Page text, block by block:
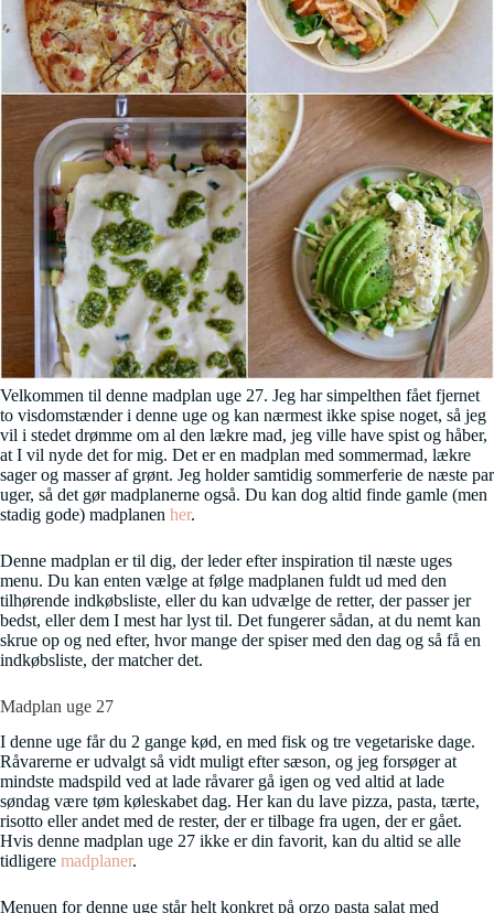
Velkommen til denne madplan uge 27. Jeg har simpelthen fået fjernet
to visdomstænder i denne uge og kan nærmest ikke spise noget, så jeg
vil i stedet drømme om al den lækre mad, jeg ville have spist og håber,
at I vil nyde det for mig. Det er en madplan med sommermad, lækre
sager og masser af grønt. Jeg holder samtidig sommerferie de næste par
uger, så det gør madplanerne også. Du kan dog altid finde gamle (men
stadig gode) madplanen her.
Denne madplan er til dig, der leder efter inspiration til næste uges
menu. Du kan enten vælge at følge madplanen fuldt ud med den
tilhørende indkøbsliste, eller du kan udvælge de retter, der passer jer
bedst, eller dem I mest har lyst til. Det fungerer sådan, at du nemt kan
skrue op og ned efter, hvor mange der spiser med den dag og så få en
indkøbsliste, der matcher det.
Madplan uge 27
I denne uge får du 2 gange kød, en med fisk og tre vegetariske dage.
Råvarerne er udvalgt så vidt muligt efter sæson, og jeg forsøger at
mindste madspild ved at lade råvarer gå igen og ved altid at lade
søndag være tøm køleskabet dag. Her kan du lave pizza, pasta, tærte,
risotto eller andet med de rester, der er tilbage fra ugen, der er gået.
Hvis denne madplan uge 27 ikke er din favorit, kan du altid se alle
tidligere madplaner.
Menuen for denne uge står helt konkret på orzo pasta salat med